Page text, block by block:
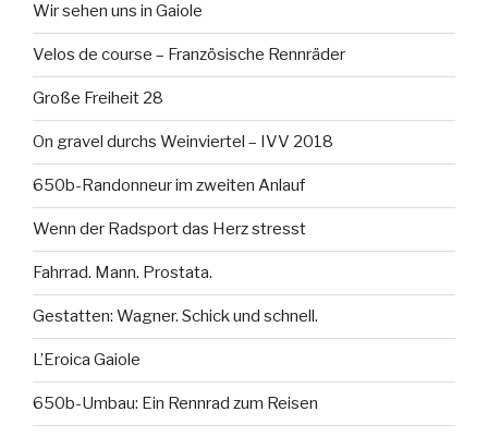
Wir sehen uns in Gaiole
Velos de course – Französische Rennräder
Große Freiheit 28
On gravel durchs Weinviertel – IVV 2018
650b-Randonneur im zweiten Anlauf
Wenn der Radsport das Herz stresst
Fahrrad. Mann. Prostata.
Gestatten: Wagner. Schick und schnell.
L’Eroica Gaiole
650b-Umbau: Ein Rennrad zum Reisen